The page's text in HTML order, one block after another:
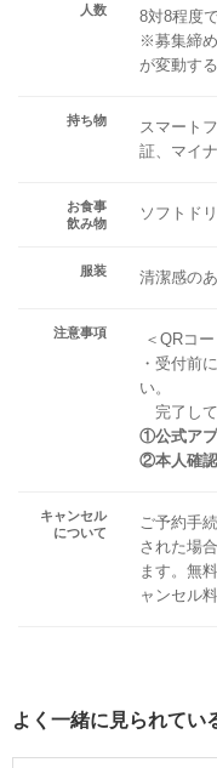
人数
8対8程度
※募集締
が変動す
持ち物
スマート
証、マイ
お食事
飲み物
ソフトド
服装 清潔感の
注意事項
＜QRコ
・受付前
い。
完了して
①公式ア
②本人確
キャンセル
について
ご予約手
された場
ます。無
ャンセル
よく一緒に見られてい